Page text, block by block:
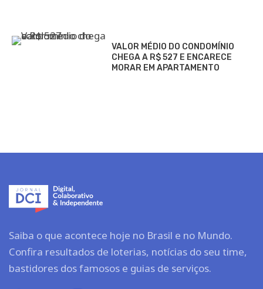
VALOR MÉDIO DO CONDOMÍNIO
CHEGA A R$ 527 E ENCARECE
MORAR EM APARTAMENTO
Saiba o que acontece hoje no Brasil e no Mundo.
Confira resultados de loterias, notícias do seu time,
bastidores dos famosos e guias de serviços.